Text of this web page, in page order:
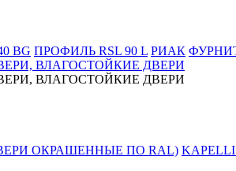
BG ПРОФИЛЬ RSL 90 L РИАК
ВЛАГОСТОЙКИЕ ДВЕРИ
ВЛАГОСТОЙКИЕ ДВЕРИ
ОКРАШЕННЫЕ ПО RAL)